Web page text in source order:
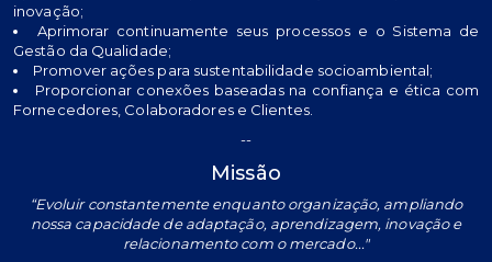
inovação;
Aprimorar continuamente seus processos e o Sistema de
Gestão da Qualidade;
Promover ações para sustentabilidade socioambiental;
Proporcionar conexões baseadas na confiança e ética com
Fornecedores, Colaboradores e Clientes.
--
Missão
“Evoluir constantemente enquanto organização, ampliando
nossa capacidade de adaptação, aprendizagem, inovação e
relacionamento com o mercado..."